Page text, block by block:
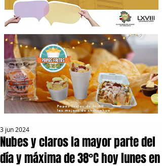
Nubes y claros la mayor parte del
día y máxima de 38°C hoy lunes en
3 jun 2024